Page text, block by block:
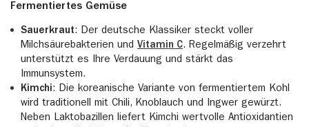
Fermentiertes Gemüse
Sauerkraut: Der deutsche Klassiker steckt voller
Milchsäurebakterien und Vitamin C. Regelmäßig verzehrt
unterstützt es Ihre Verdauung und stärkt das
Immunsystem.
Kimchi: Die koreanische Variante von fermentiertem Kohl
wird traditionell mit Chili, Knoblauch und Ingwer gewürzt.
Neben Laktobazillen liefert Kimchi wertvolle Antioxidantien